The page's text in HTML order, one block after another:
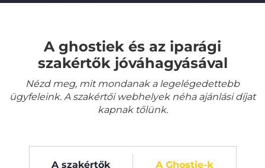
A ghostiek és az iparági
szakértők jóváhagyásával
Nézd meg, mit mondanak a legelégedettebb
ügyfeleink. A szakértői webhelyek néha ajánlási díjat
kapnak tőlünk.
A szakértők A Ghostie-k